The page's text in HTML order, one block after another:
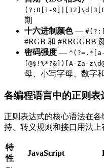
(?:0[1-
期
十六进制颜色—
#RGB 和 #RRGGBB
密码强度 —
[@$!%*?&])[A-Za-
母、小写字母、数字
各编程语言中的正则表
正则表达式的核心语法在
持、转义规则和接口用法上
特
性
JavaScript